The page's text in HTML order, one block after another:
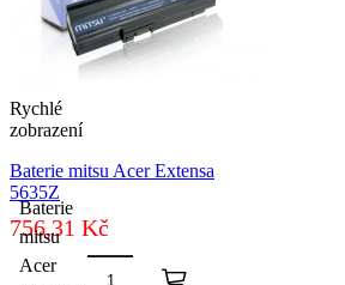
Rychlé
zobrazení
Baterie mitsu Acer Extensa
5635Z
756,31 Kč
Baterie
mitsu
Acer